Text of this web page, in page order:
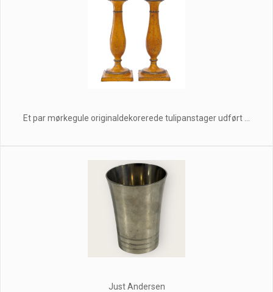
Et par mørkegule originaldekorerede tulipanstager udført ...
Just Andersen